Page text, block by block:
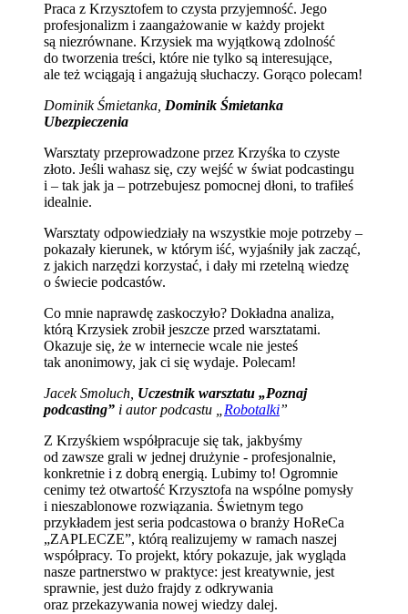
Praca z Krzysztofem to czysta przyjemność. Jego
profesjonalizm i zaangażowanie w każdy projekt
są niezrównane. Krzysiek ma wyjątkową zdolność
do tworzenia treści, które nie tylko są interesujące,
ale też wciągają i angażują słuchaczy. Gorąco polecam!
Dominik Śmietanka, Dominik Śmietanka
Ubezpieczenia
Warsztaty przeprowadzone przez Krzyśka to czyste
złoto. Jeśli wahasz się, czy wejść w świat podcastingu
i – tak jak ja – potrzebujesz pomocnej dłoni, to trafiłeś
idealnie.
Warsztaty odpowiedziały na wszystkie moje potrzeby –
pokazały kierunek, w którym iść, wyjaśniły jak zacząć,
z jakich narzędzi korzystać, i dały mi rzetelną wiedzę
o świecie podcastów.
Co mnie naprawdę zaskoczyło? Dokładna analiza,
którą Krzysiek zrobił jeszcze przed warsztatami.
Okazuje się, że w internecie wcale nie jesteś
tak anonimowy, jak ci się wydaje. Polecam!
Jacek Smoluch, Uczestnik warsztatu „Poznaj
podcasting” i autor podcastu „ Robotalki”
Z Krzyśkiem współpracuje się tak, jakbyśmy
od zawsze grali w jednej drużynie - profesjonalnie,
konkretnie i z dobrą energią. Lubimy to! Ogromnie
cenimy też otwartość Krzysztofa na wspólne pomysły
i nieszablonowe rozwiązania. Świetnym tego
przykładem jest seria podcastowa o branży HoReCa
„ZAPLECZE”, którą realizujemy w ramach naszej
współpracy. To projekt, który pokazuje, jak wygląda
nasze partnerstwo w praktyce: jest kreatywnie, jest
sprawnie, jest dużo frajdy z odkrywania
oraz przekazywania nowej wiedzy dalej.